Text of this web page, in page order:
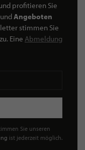
profitieren Sie
undAngeboten
stimmen Sie
zu. Eine Abmeldung
Sie unseren
ist jederzeit möglich.